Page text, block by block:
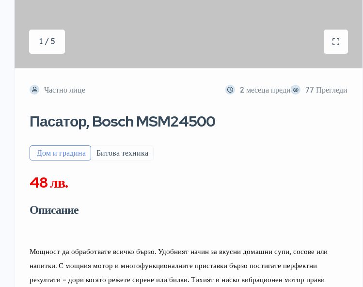
1 / 5
Частно лице 2 месеца преди 77 Прегледи
Пасатор, Bosch MSM24500
️ Дом и градина Битова техника
48 лв.
Описание
Мощност да обработвате всичко бързо. Удобният начин за вкусни домашни супи, сосове или
напитки. С мощния мотор и многофункционалните приставки бързо постигате перфектни
резултати – дори когато режете сирене или билки. Тихият и ниско вибрационен мотор прави